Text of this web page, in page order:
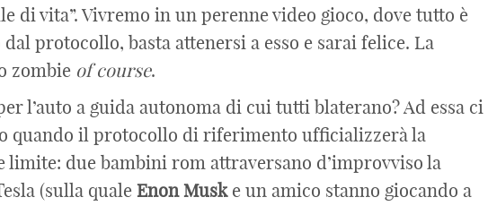
di vita”. Vivremo in un perenne video gioco, dove tutto è
protocollo, basta attenersi a esso e sarai felice. La
zombie of course.
l’auto a guida autonoma di cui tutti blaterano? Ad essa ci
quando il protocollo di riferimento ufficializzerà la
limite: due bambini rom attraversano d’improvviso la
(sulla qualeEnon Muske un amico stanno giocando a